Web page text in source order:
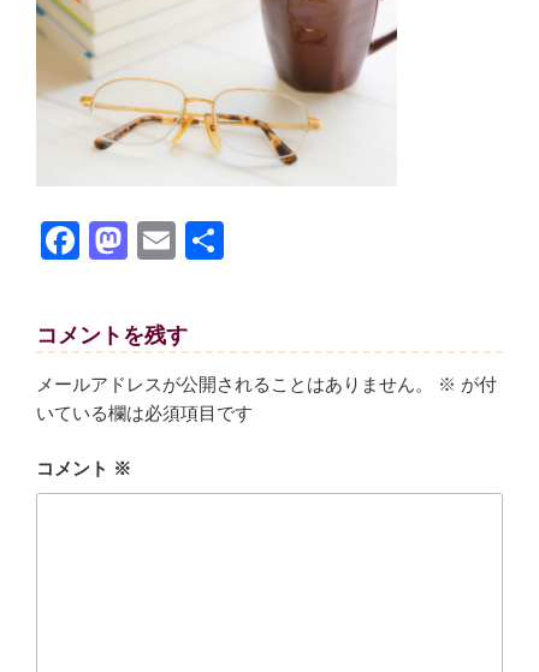
F
c
e
b
o
o
M
st
o
d
o
n
E
ail
コメントを残す
メールアドレスが公開されることはありません。 ※ が付
いている欄は必須項目です
コメント ※